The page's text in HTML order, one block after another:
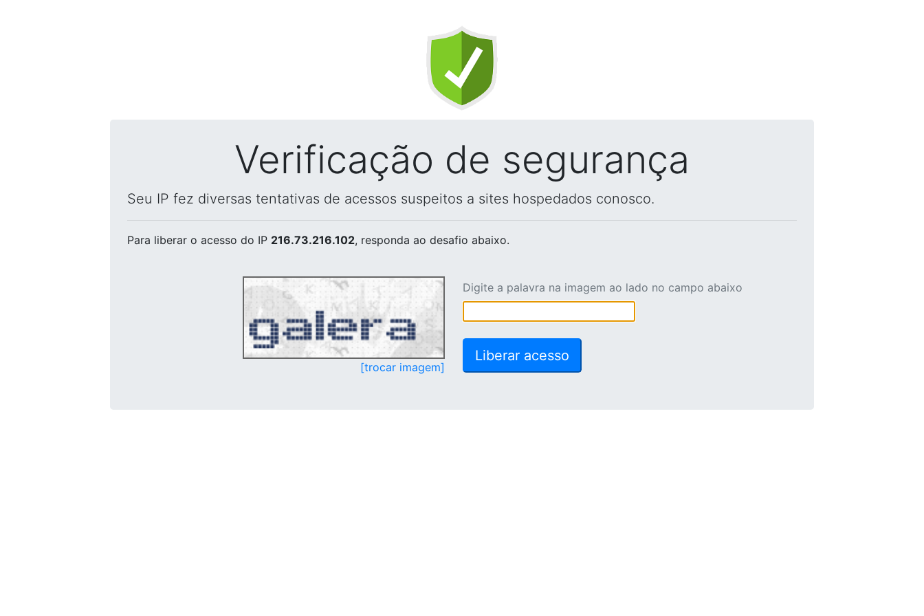
Verificação de segurança
Seu IP fez diversas tentativas de acessos suspeitos a sites hospedados conosco.
Para liberar o acesso do IP 216.73.216.102, responda ao desafio abaixo.
[trocar imagem]
Digite a palavra na imagem ao lado no campo abaixo